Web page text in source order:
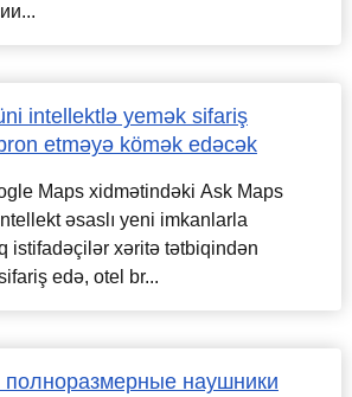
intellektlə yemək sifariş
etməyə kömək edəcək
Maps xidmətindəki Ask Maps
əsaslı yeni imkanlarla
istifadəçilər xəritə tətbiqindən
edə, otel br...
полноразмерные наушники